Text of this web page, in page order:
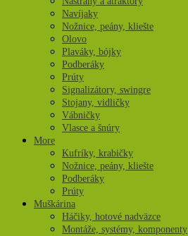
Navíjaky
Nožnice, peány, kliešte
Olovo
Plaváky, bójky
Podberáky
Prúty
Signalizátory, swingre
Stojany, vidličky
Vábničky
Vlasce a šnúry
More
Kufríky, krabičky
Nožnice, peány, kliešte
Podberáky
Prúty
Muškárina
Háčiky, hotové nadväzce
Montáže, systémy, komponenty